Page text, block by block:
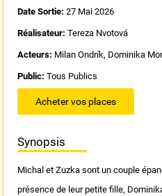
Date Sortie:27 Mai 2026
Réalisateur:Tereza Nvotová
Acteurs: Milan Ondrík, Dominika
Public:Tous Publics
Acheter vos places
Synopsis
Michal et Zuzka sont un couple
présence de leur petite fille,